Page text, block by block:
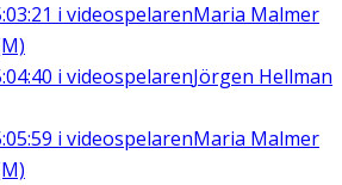
i videospelarenMaria Malmer
i videospelarenJörgen Hellman
i videospelarenMaria Malmer